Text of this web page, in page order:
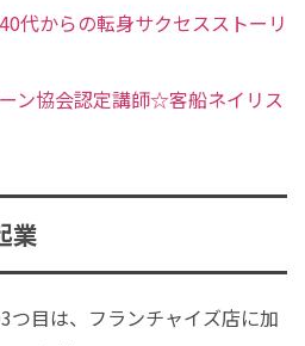
代からの転身サクセスストーリ
ン協会認定講師☆客船ネイリス
業
つ目は、フランチャイズ店に加